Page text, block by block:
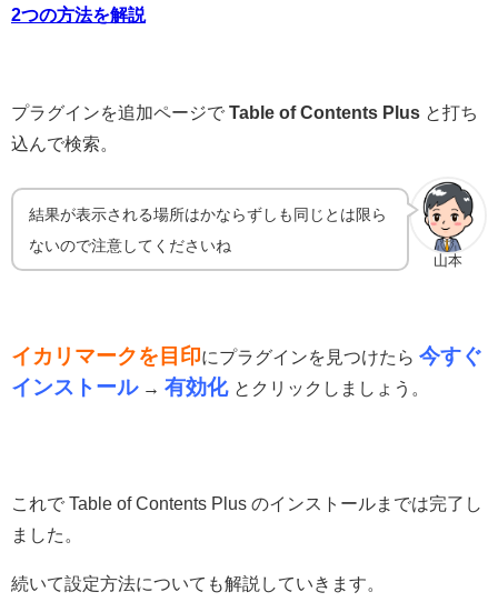
2つの方法を解説
プラグインを追加ページで Table of Contents Plus と打ち
込んで検索。
山本
結果が表示される場所はかならずしも同じとは限ら
ないので注意してくださいね
イカリマークを目印にプラグインを見つけたら 今すぐ
インストール→ 有効化 とクリックしましょう。
これで Table of Contents Plus のインストールまでは完了し
ました。
続いて設定方法についても解説していきます。